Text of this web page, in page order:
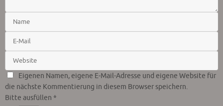
Eigenen Namen, eigene E-Mail-Adresse und eigene Website für
die nächste Kommentierung in diesem Browser speichern.
Bitte ausfüllen *